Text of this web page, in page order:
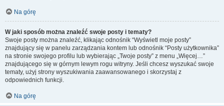
Na górę
W jaki sposób można znaleźć swoje posty i tematy?
Swoje posty można znaleźć, klikając odnośnik “Wyświetl moje posty”
znajdujący się w panelu zarządzania kontem lub odnośnik “Posty użytkownika”
na stronie swojego profilu lub wybierając „Twoje posty” z menu „Więcej…”
znajdującego się w górnym lewym rogu witryny. Jeśli chcesz wyszukać swoje
tematy, użyj strony wyszukiwania zaawansowanego i skorzystaj z
odpowiednich funkcji.
Na górę